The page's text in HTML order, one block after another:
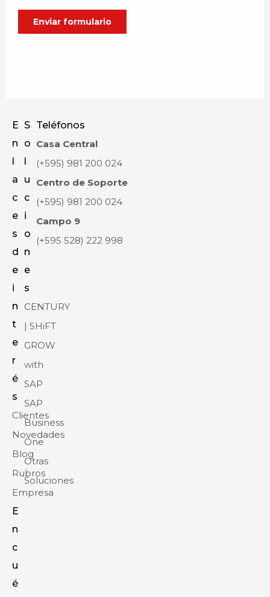
E
n
a
c
e
s
d
e
i
n
t
e
r
é
s
Clientes
Novedades
Blog
Rubros
Empresa
E
n
c
u
é
S
o
u
c
i
o
n
e
s
CENTURY
| SHiFT
GROW
with
SAP
SAP
Business
One
Otras
Soluciones
Teléfonos
Casa Central
(+595) 981 200 024
Centro de Soporte
(+595) 981 200 024
Campo 9
(+595 528) 222 998